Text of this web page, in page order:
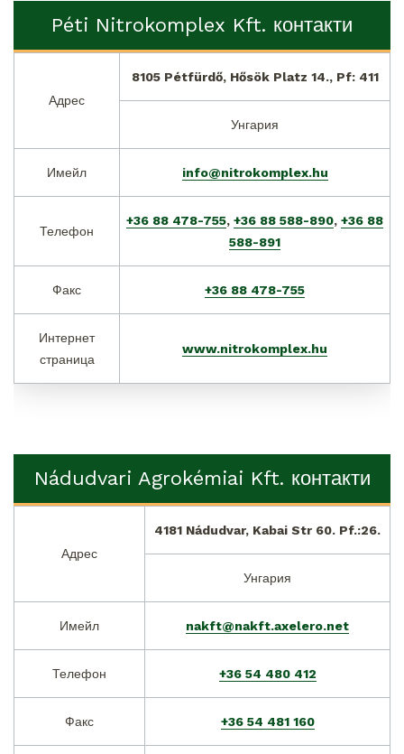
Péti Nitrokomplex Kft. контакти
Адрес
8105 Pétfürdő, Hősök Platz 14., Pf: 411
Унгария
Имейл info@nitrokomplex.hu
Телефон
+36 88 478-755, +36 88 588-890, +36 88
588-891
Факс +36 88 478-755
Интернет
страница
www.nitrokomplex.hu
Nádudvari Agrokémiai Kft. контакти
Адрес
4181 Nádudvar, Kabai Str 60. Pf.:26.
Унгария
Имейл nakft@nakft.axelero.net
Телефон +36 54 480 412
Факс +36 54 481 160